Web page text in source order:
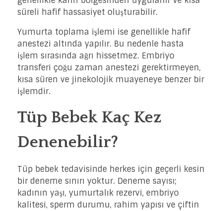
süreli hafif hassasiyet oluşturabilir.
Yumurta toplama işlemi ise genellikle hafif
anestezi altında yapılır. Bu nedenle hasta
işlem sırasında ağrı hissetmez. Embriyo
transferi çoğu zaman anestezi gerektirmeyen,
kısa süren ve jinekolojik muayeneye benzer bir
işlemdir.
Tüp Bebek Kaç Kez
Denenebilir?
Tüp bebek tedavisinde herkes için geçerli kesin
bir deneme sınırı yoktur. Deneme sayısı;
kadının yaşı, yumurtalık rezervi, embriyo
kalitesi, sperm durumu, rahim yapısı ve çiftin